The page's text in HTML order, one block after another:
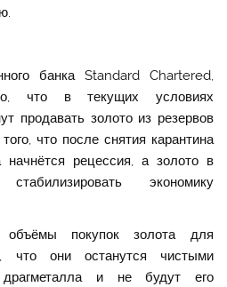
банка Standard Chartered,
что в текущих условиях
продавать золото из резервов
что после снятия карантина
начнётся рецессия, а золото в
экономику
объёмы покупок золота для
что они останутся чистыми
драгметалла и не будут его